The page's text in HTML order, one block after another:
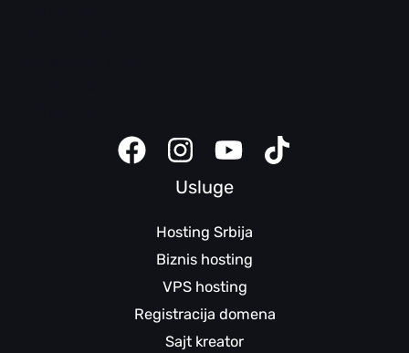
Usluge
Hosting Srbija
Biznis hosting
VPS hosting
Registracija domena
Sajt kreator